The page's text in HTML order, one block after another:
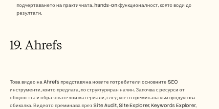
подчертаването на практичната, hands-on функционалност, която води до
резултати.
19. Ahrefs
Това видео на Ahrefs представя на новите потребители основните SEO
инструменти, които предлага, по структуриран начин. Започва с ресурси от
общността и образователни материали, след което преминава към продуктова
обиколка. Видеото преминава през Site Audit, Site Explorer, Keywords Explorer,